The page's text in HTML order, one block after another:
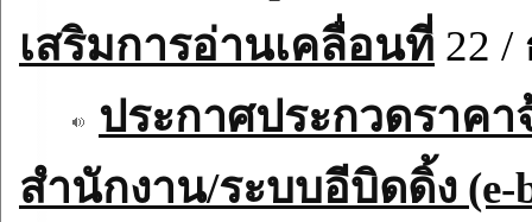
เสริมการอ่านเคลื่อนที่ 22 /
ประกาศประกวดราคา
สำนักงาน/ระบบอีบิดดิ้ง